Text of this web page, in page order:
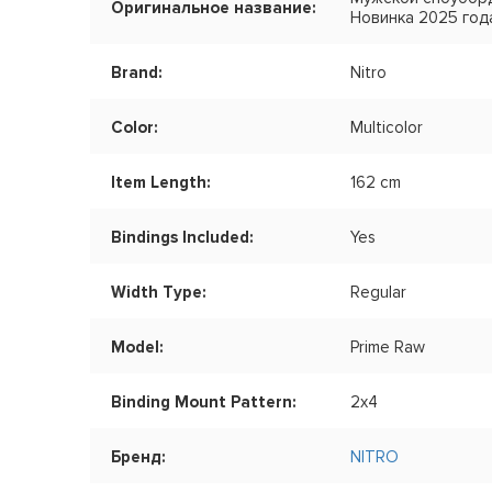
Оригинальное название:
Новинка 2025
Brand: Nitro
Color: Multicolor
Item Length: 162 cm
Bindings Included: Yes
Width Type: Regular
Model: Prime Raw
Binding Mount Pattern: 2x4
Бренд: NITRO